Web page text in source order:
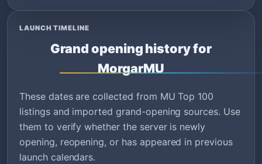
LAUNCH TIMELINE
Grand opening history for
MorgarMU
These dates are collected from MU Top 100
listings and imported grand-opening sources. Use
them to verify whether the server is newly
opening, reopening, or has appeared in previous
launch calendars.